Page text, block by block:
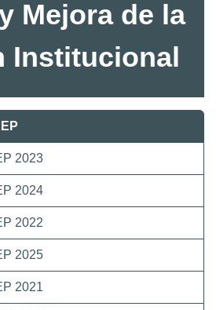
Mejora de la
Institucional
2023
2024
2022
2025
2021